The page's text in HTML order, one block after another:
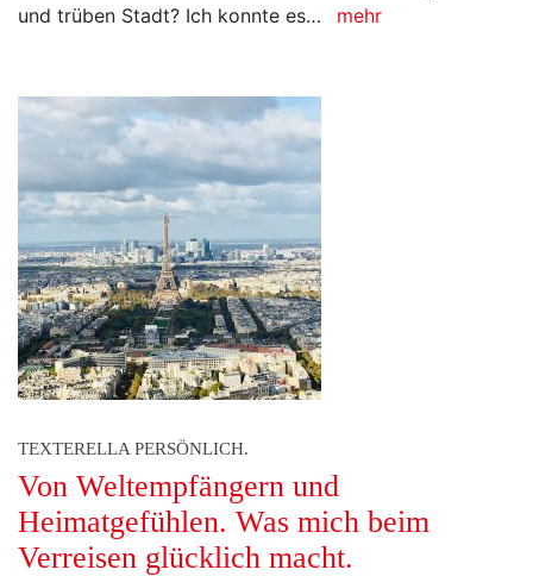
und trüben Stadt? Ich konnte es…
mehr
TEXTERELLA PERSÖNLICH.
Von Weltempfängern und
Heimatgefühlen. Was mich beim
Verreisen glücklich macht.